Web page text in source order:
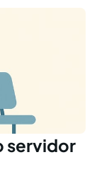
servidor